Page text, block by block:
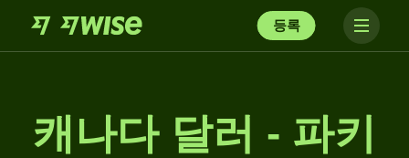
등록
캐나다 달러 - 파키